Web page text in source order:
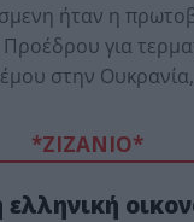
ήταν η
για
στην
*ZΙΖΑΝΙΟ*